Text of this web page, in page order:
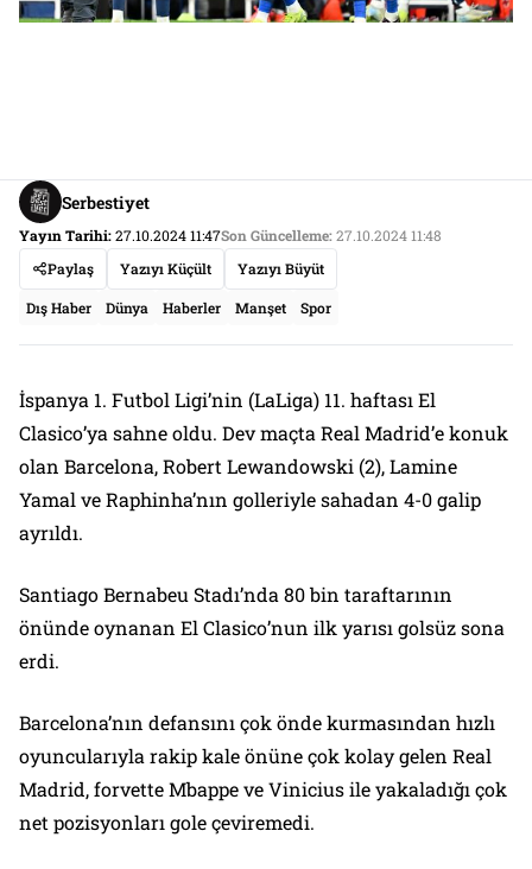
Serbestiyet
Yayın Tarihi:27.10.2024 11:47Son Güncelleme:27.10.2024 11:48
Paylaş
Yazıyı Küçült Yazıyı Büyüt
Dış Haber Dünya Haberler Manşet Spor
İspanya 1. Futbol Ligi’nin (LaLiga) 11. haftası El
Clasico’ya sahne oldu. Dev maçta Real Madrid’e konuk
olan Barcelona, Robert Lewandowski (2), Lamine
Yamal ve Raphinha’nın golleriyle sahadan 4-0 galip
ayrıldı.
Santiago Bernabeu Stadı’nda 80 bin taraftarının
önünde oynanan El Clasico’nun ilk yarısı golsüz sona
erdi.
Barcelona’nın defansını çok önde kurmasından hızlı
oyuncularıyla rakip kale önüne çok kolay gelen Real
Madrid, forvette Mbappe ve Vinicius ile yakaladığı çok
net pozisyonları gole çeviremedi.